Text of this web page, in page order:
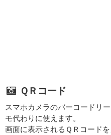
ＱＲコード
スマホカメラのバーコードリ
モ代わりに使えます。
画面に表示されるＱＲコード